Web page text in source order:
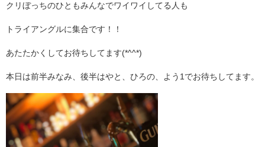
クリぼっちのひともみんなでワイワイしてる人も
トライアングルに集合です！！
あたたかくしてお待ちしてます(*^^*)
本日は前半みなみ、後半はやと、ひろの、よう1でお待ちしてます。